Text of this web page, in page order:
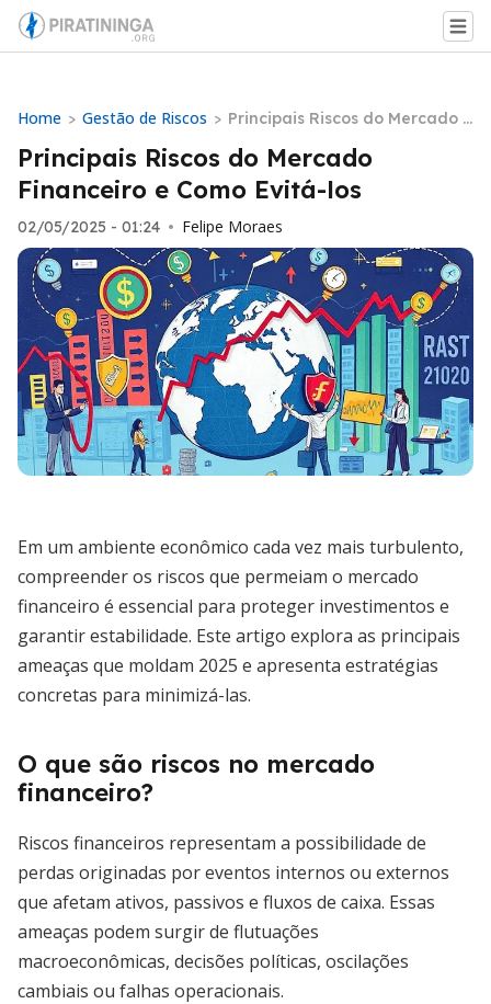
Home > Gestão de Riscos > Principais Riscos do Mercado F
inanceiro e Como Evitá-los
Principais Riscos do Mercado
Financeiro e Como Evitá-los
02/05/2025 - 01:24 • Felipe Moraes
Em um ambiente econômico cada vez mais turbulento,
compreender os riscos que permeiam o mercado
financeiro é essencial para proteger investimentos e
garantir estabilidade. Este artigo explora as principais
ameaças que moldam 2025 e apresenta estratégias
concretas para minimizá-las.
O que são riscos no mercado
financeiro?
Riscos financeiros representam a possibilidade de
perdas originadas por eventos internos ou externos
que afetam ativos, passivos e fluxos de caixa. Essas
ameaças podem surgir de flutuações
macroeconômicas, decisões políticas, oscilações
cambiais ou falhas operacionais.